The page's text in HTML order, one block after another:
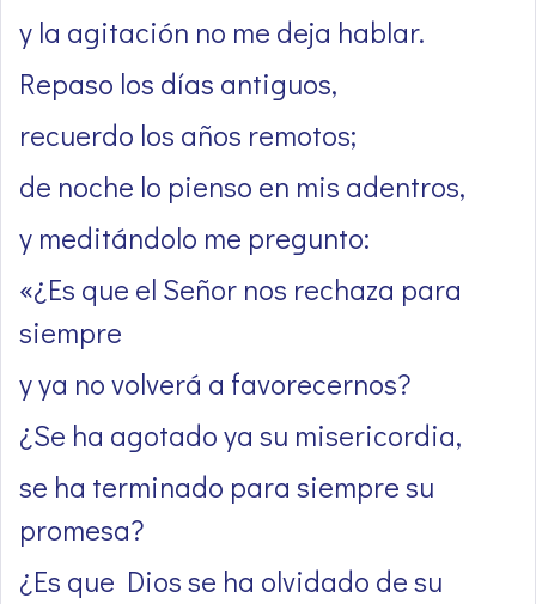
y la agitación no me deja hablar.
Repaso los días antiguos,
recuerdo los años remotos;
de noche lo pienso en mis adentros,
y meditándolo me pregunto:
«¿Es que el Señor nos rechaza para
siempre
y ya no volverá a favorecernos?
¿Se ha agotado ya su misericordia,
se ha terminado para siempre su
promesa?
¿Es que Dios se ha olvidado de su